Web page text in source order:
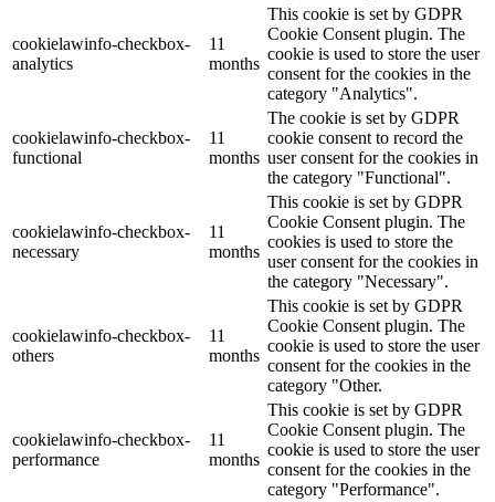
cookielawinfo-checkbox-
analytics
11
months
This cookie is set by GDPR
Cookie Consent plugin. The
cookie is used to store the user
consent for the cookies in the
category "Analytics".
cookielawinfo-checkbox-
functional
11
months
The cookie is set by GDPR
cookie consent to record the
user consent for the cookies in
the category "Functional".
cookielawinfo-checkbox-
necessary
11
months
This cookie is set by GDPR
Cookie Consent plugin. The
cookies is used to store the
user consent for the cookies in
the category "Necessary".
cookielawinfo-checkbox-
others
11
months
This cookie is set by GDPR
Cookie Consent plugin. The
cookie is used to store the user
consent for the cookies in the
category "Other.
cookielawinfo-checkbox-
performance
11
months
This cookie is set by GDPR
Cookie Consent plugin. The
cookie is used to store the user
consent for the cookies in the
category "Performance".